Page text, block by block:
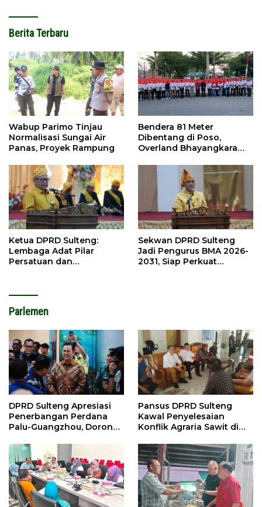
Berita Terbaru
Wabup Parimo Tinjau
Normalisasi Sungai Air
Panas, Proyek Rampung
Bendera 81 Meter
Dibentang di Poso,
Overland Bhayangkara
Ketua DPRD Sulteng:
Lembaga Adat Pilar
Persatuan dan
Sekwan DPRD Sulteng
Jadi Pengurus BMA 2026-
2031, Siap Perkuat
Parlemen
DPRD Sulteng Apresiasi
Penerbangan Perdana
Palu-Guangzhou, Dorong
Pansus DPRD Sulteng
Kawal Penyelesaian
Konflik Agraria Sawit di